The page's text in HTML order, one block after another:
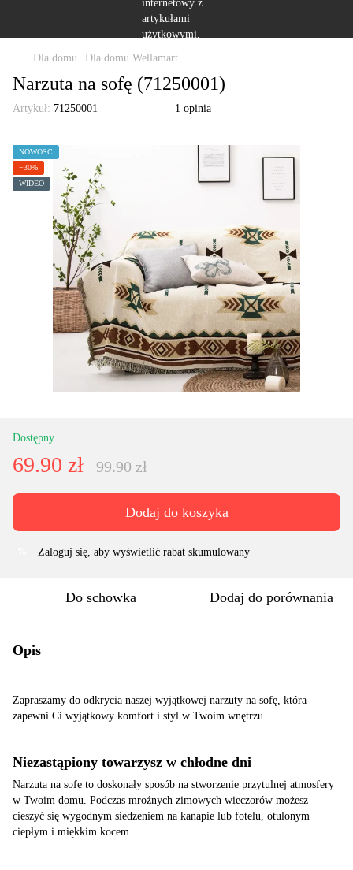
Dla domu Dla domu Wellamart
Narzuta na sofę (71250001)
Artykuł: 71250001 1 opinia
NOWOŚĆ
−30%
WIDEO
Dostępny
69.90 zł 99.90 zł
Dodaj do koszyka
Zaloguj się , aby wyświetlić rabat skumulowany
Do schowka Dodaj do porównania
Opis
Zapraszamy do odkrycia naszej wyjątkowej narzuty na sofę, która
zapewni Ci wyjątkowy komfort i styl w Twoim wnętrzu.
Niezastąpiony towarzysz w chłodne dni
Narzuta na sofę to doskonały sposób na stworzenie przytulnej atmosfery
w Twoim domu. Podczas mroźnych zimowych wieczorów możesz
cieszyć się wygodnym siedzeniem na kanapie lub fotelu, otulonym
ciepłym i miękkim kocem.